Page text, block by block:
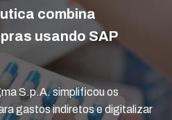
combina
usando SAP
S.p.A. simplificou os
gastos indiretos e digitalizar